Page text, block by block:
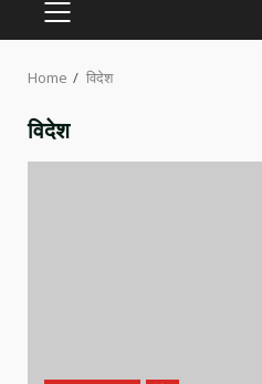
PRIMARY
Home विदेश
विदेश